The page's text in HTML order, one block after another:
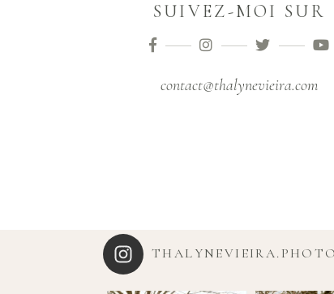
SUIVEZ-MOI SUR
contact@thalynevieira.com
THALYNEVIEIRA.PHOTO